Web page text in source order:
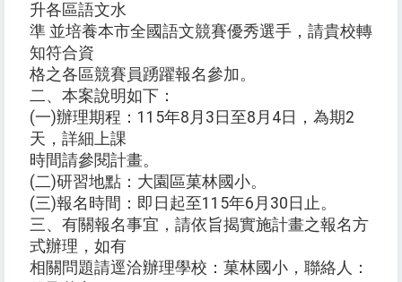
升各區語文水
準 並培養本市全國語文競賽優秀選手，請貴校轉
知符合資
格之各區競賽員踴躍報名參加。
二、本案說明如下：
(一)辦理期程：115年8月3日至8月4日，為期2
天，詳細上課
時間請參閱計畫。
(二)研習地點：大園區菓林國小。
(三)報名時間：即日起至115年6月30日止。
三、有關報名事宜，請依旨揭實施計畫之報名方
式辦理，如有
相關問題請逕洽辦理學校：菓林國小，聯絡人：